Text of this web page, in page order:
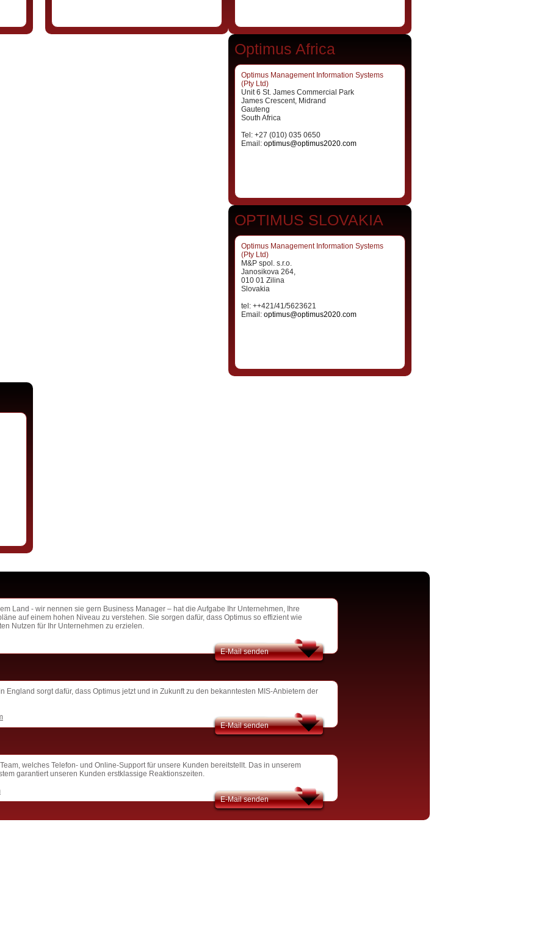
Optimus Africa
Optimus Management Information Systems
(Pty Ltd)
Unit 6 St. James Commercial Park
James Crescent, Midrand
Gauteng
South Africa
Tel: +27 (010) 035 0650
Email: optimus@optimus2020.com
OPTIMUS SLOVAKIA
Optimus Management Information Systems
(Pty Ltd)
M&P spol. s.r.o.
Janosikova 264,
010 01 Zilina
Slovakia
tel: ++421/41/5623621
Email: optimus@optimus2020.com
Land - wir nennen sie gern Business Manager – hat die Aufgabe Ihr Unternehmen, Ihre
auf einem hohen Niveau zu verstehen. Sie sorgen dafür, dass Optimus so effizient wie
Nutzen für Ihr Unternehmen zu erzielen.
E-Mail senden
England sorgt dafür, dass Optimus jetzt und in Zukunft zu den bekanntesten MIS-Anbietern der
E-Mail senden
welches Telefon- und Online-Support für unsere Kunden bereitstellt. Das in unserem
garantiert unseren Kunden erstklassige Reaktionszeiten.
E-Mail senden